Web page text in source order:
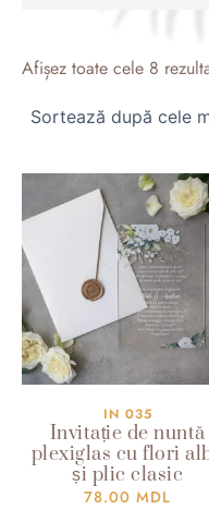
Afișez toate cele 8
IN 035
Invitație de nuntă
plexiglas cu flori
și plic clasic
78.00 MDL